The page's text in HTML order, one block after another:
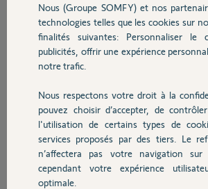
Sécurité
Domotique
Chauffage
Autres produits
Daniel R.
il y a environ 2 mois
Participer au fil de
Réponses
bonjour Daniel,
Je vois que vous avez reussi a vous reconnecter.
bonne journée
Nous (Groupe SOMFY) et nos
technologies telles que les cookies sur
finalités suivantes: Personnaliser le
publicités, offrir une expérience
notre trafic.
Nous respectons votre droit à la
pouvez choisir d’accepter, de
l'utilisation de certains types de
services proposés par des tiers. Le
n’affectera pas votre navigation
cependant votre expérience
optimale.